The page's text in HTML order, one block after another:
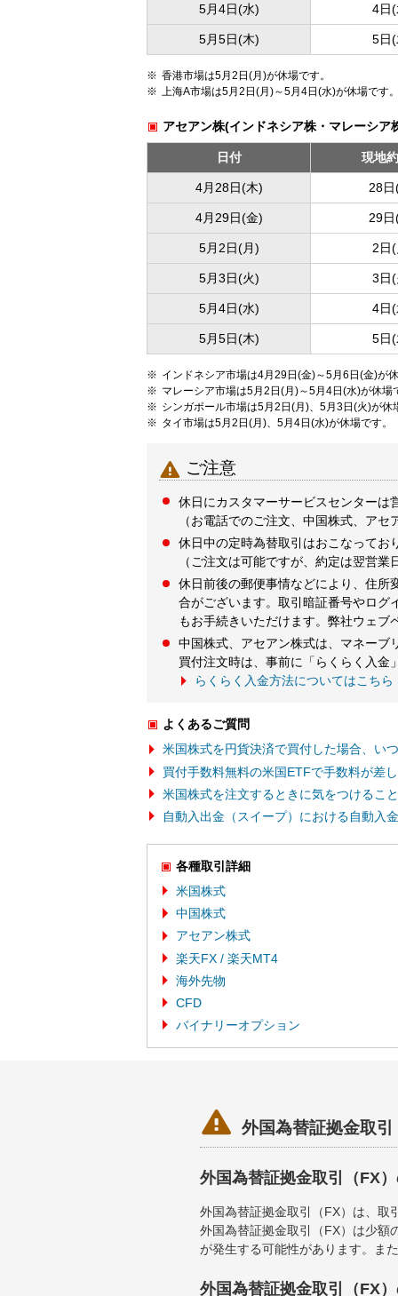
5月4日(水) 4日
5月5日(木) 5日
香港市場は5月2日(月)が休場です。
上海A市場は5月2日(月)～5月4日(水)が休場です
アセアン株(インドネシア株・マレーシア
日付 現地
4月28日(木) 28
4月29日(金) 29
5月2日(月) 2日
5月3日(火) 3日
5月4日(水) 4日
5月5日(木) 5日
インドネシア市場は4月29日(金)～5月6日(金)が
マレーシア市場は5月2日(月)～5月4日(水)が休場
シンガポール市場は5月2日(月)、5月3日(火)が休
タイ市場は5月2日(月)、5月4日(水)が休場です。
 ご注意
休日にカスタマーサービスセンターは
（お電話でのご注文、中国株式、ア
休日中の定時為替取引はおこなってお
（ご注文は可能ですが、約定は翌営業
休日前後の郵便事情などにより、住所
合がございます。取引暗証番号やログ
もお手続きいただけます。弊社ウェ
中国株式、アセアン株式は、マネーブ
買付注文時は、事前に「らくらく入金
らくらく入金方法についてはこちら
よくあるご質問
米国株式を円貨決済で買付した場合、い
買付手数料無料の米国ETFで手数料が差
米国株式を注文するときに気をつけるこ
自動入出金（スイープ）における自動入
各種取引詳細
米国株式
中国株式
アセアン株式
楽天FX / 楽天MT4
海外先物
CFD
バイナリーオプション
 外国為替証拠金取
外国為替証拠金取引（FX
外国為替証拠金取引（FX）は、取
外国為替証拠金取引（FX）は少額
が発生する可能性があります。ま
外国為替証拠金取引（FX